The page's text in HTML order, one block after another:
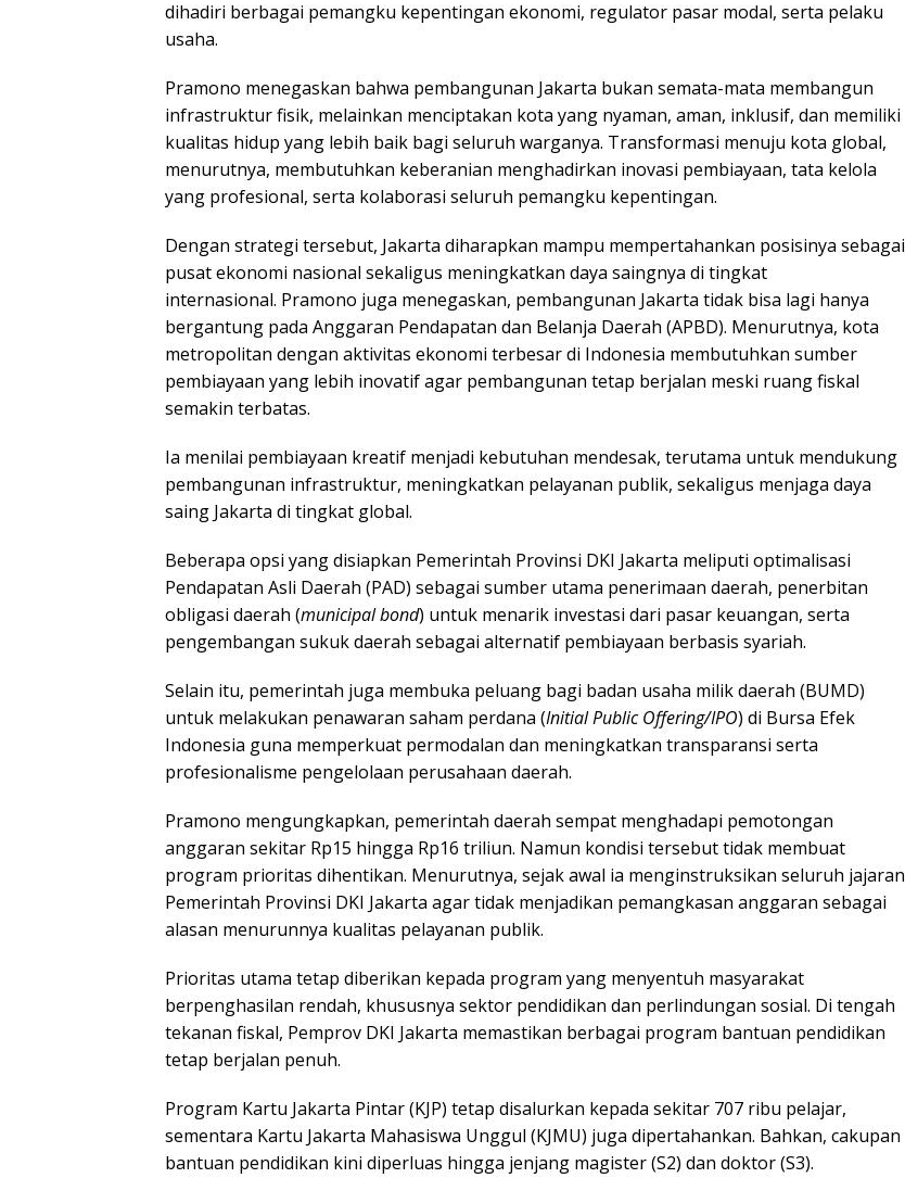
dihadiri berbagai pemangku kepentingan ekonomi, regulator pasar modal, serta pelaku
usaha.
Pramono menegaskan bahwa pembangunan Jakarta bukan semata-mata membangun
infrastruktur fisik, melainkan menciptakan kota yang nyaman, aman, inklusif, dan memiliki
kualitas hidup yang lebih baik bagi seluruh warganya. Transformasi menuju kota global,
menurutnya, membutuhkan keberanian menghadirkan inovasi pembiayaan, tata kelola
yang profesional, serta kolaborasi seluruh pemangku kepentingan.
Dengan strategi tersebut, Jakarta diharapkan mampu mempertahankan posisinya sebagai
pusat ekonomi nasional sekaligus meningkatkan daya saingnya di tingkat
internasional. Pramono juga menegaskan, pembangunan Jakarta tidak bisa lagi hanya
bergantung pada Anggaran Pendapatan dan Belanja Daerah (APBD). Menurutnya, kota
metropolitan dengan aktivitas ekonomi terbesar di Indonesia membutuhkan sumber
pembiayaan yang lebih inovatif agar pembangunan tetap berjalan meski ruang fiskal
semakin terbatas.
Ia menilai pembiayaan kreatif menjadi kebutuhan mendesak, terutama untuk mendukung
pembangunan infrastruktur, meningkatkan pelayanan publik, sekaligus menjaga daya
saing Jakarta di tingkat global.
Beberapa opsi yang disiapkan Pemerintah Provinsi DKI Jakarta meliputi optimalisasi
Pendapatan Asli Daerah (PAD) sebagai sumber utama penerimaan daerah, penerbitan
obligasi daerah (municipal bond) untuk menarik investasi dari pasar keuangan, serta
pengembangan sukuk daerah sebagai alternatif pembiayaan berbasis syariah.
Selain itu, pemerintah juga membuka peluang bagi badan usaha milik daerah (BUMD)
untuk melakukan penawaran saham perdana (Initial Public Offering/IPO) di Bursa Efek
Indonesia guna memperkuat permodalan dan meningkatkan transparansi serta
profesionalisme pengelolaan perusahaan daerah.
Pramono mengungkapkan, pemerintah daerah sempat menghadapi pemotongan
anggaran sekitar Rp15 hingga Rp16 triliun. Namun kondisi tersebut tidak membuat
program prioritas dihentikan. Menurutnya, sejak awal ia menginstruksikan seluruh jajaran
Pemerintah Provinsi DKI Jakarta agar tidak menjadikan pemangkasan anggaran sebagai
alasan menurunnya kualitas pelayanan publik.
Prioritas utama tetap diberikan kepada program yang menyentuh masyarakat
berpenghasilan rendah, khususnya sektor pendidikan dan perlindungan sosial. Di tengah
tekanan fiskal, Pemprov DKI Jakarta memastikan berbagai program bantuan pendidikan
tetap berjalan penuh.
Program Kartu Jakarta Pintar (KJP) tetap disalurkan kepada sekitar 707 ribu pelajar,
sementara Kartu Jakarta Mahasiswa Unggul (KJMU) juga dipertahankan. Bahkan, cakupan
bantuan pendidikan kini diperluas hingga jenjang magister (S2) dan doktor (S3).